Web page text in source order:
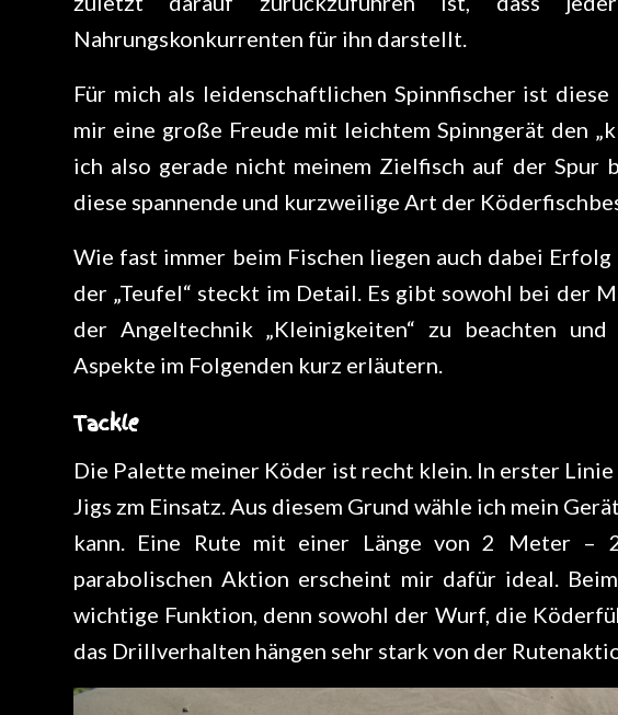
Nahrungskonkurrenten für ihn darstellt.
Für mich als leidenschaftlichen Spinnfischer ist
mir eine große Freude mit leichtem Spinngerät den
ich also gerade nicht meinem Zielfisch auf der Spur
diese spannende und kurzweilige Art der
Wie fast immer beim Fischen liegen auch dabei
der „Teufel“ steckt im Detail. Es gibt sowohl bei der
der Angeltechnik „Kleinigkeiten“ zu beachten
Aspekte im Folgenden kurz erläutern.
Tackle
Die Palette meiner Köder ist recht klein. In erster
Jigs zm Einsatz. Aus diesem Grund wähle ich mein
kann. Eine Rute mit einer Länge von 2 Meter –
parabolischen Aktion erscheint mir dafür ideal.
wichtige Funktion, denn sowohl der Wurf, die
das Drillverhalten hängen sehr stark von der